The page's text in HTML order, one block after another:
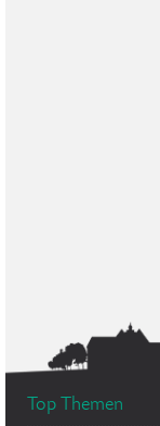
Top Themen